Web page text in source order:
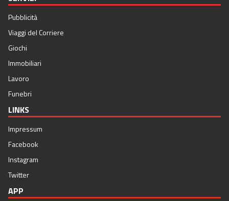
Pubblicità
Viaggi del Corriere
Giochi
Immobiliari
Lavoro
Funebri
LINKS
Impressum
Facebook
Instagram
Twitter
APP